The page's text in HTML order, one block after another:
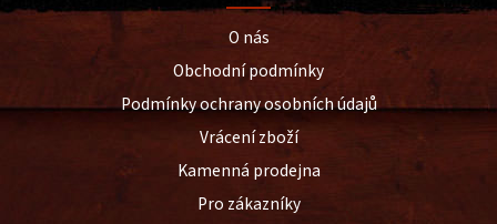
O nás
Obchodní podmínky
Podmínky ochrany osobních údajů
Vrácení zboží
Kamenná prodejna
Pro zákazníky